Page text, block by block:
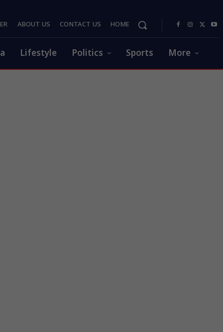
ABOUT US CONTACT US HOME
Lifestyle Politics Sports More